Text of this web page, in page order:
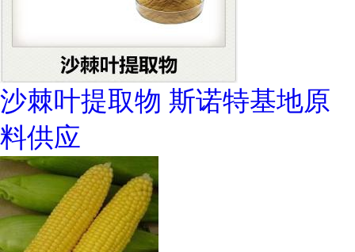
沙棘叶提取物 斯诺特基地原
料供应